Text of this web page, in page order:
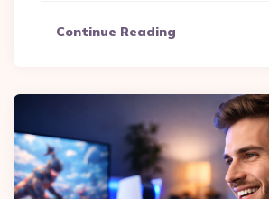
Continue Reading